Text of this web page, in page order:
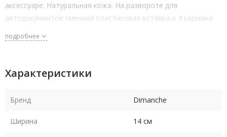
аксессуаре. Натуральная кожа. На развороте для
автодокументов сменная пластиковая вставка и 4 кармана
для карт, на втором развороте пластиковые держатели для
паспорта.
подробнее
Характеристики
Бренд Dimanche
Ширина 14 см